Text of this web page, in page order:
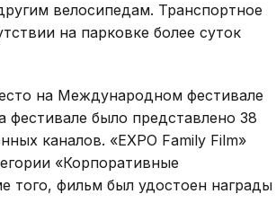
велосипедам. Транспортное
на парковке более суток
на Международном фестивале
было представлено 38
каналов. «EXPO Family Film»
«Корпоративные
того, фильм был удостоен награды